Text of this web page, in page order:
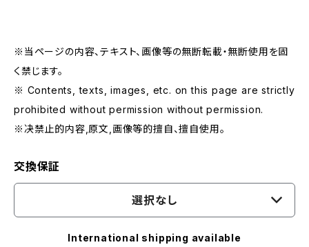
※当ページの内容、テキスト、画像等の無断転載・無断使用を固
く禁じます。
※ Contents, texts, images, etc. on this page are strictly
prohibited without permission without permission.
※决禁止的内容,原文,画像等的擅自、擅自使用。
交換保証
選択なし
International shipping available